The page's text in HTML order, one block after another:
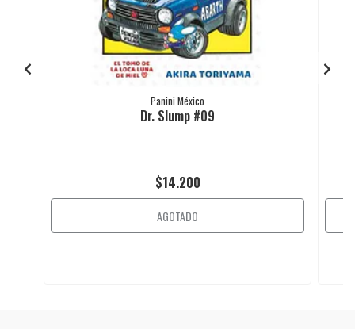
Panini México
Dr. Slump #09
$14.200
AGOTADO